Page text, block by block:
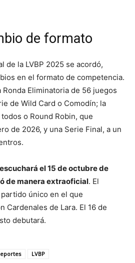
de formato
de la LVBP 2025 se acordó,
en el formato de competencia.
Eliminatoria de 56 juegos
de Wild Card o Comodín; la
o Round Robin, que
de 2026, y una Serie Final, a un
el 15 de octubre de
de manera extraoficial. El
único en el que
Cardenales de Lara. El 16 de
debutará.
LVBP